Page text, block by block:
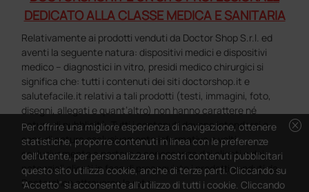
DEDICATO ALLA CLASSE MEDICA E SANITARIA
Relativamente ai prodotti venduti da Doctor Shop S.r.l. ed
aventi la seguente natura: dispositivi medici e dispositivi
medico – diagnostici in vitro, presidi medico chirurgici si
significa che: tutti i contenuti dei siti doctorshop.it e
salutefacile.it relativi a tali prodotti (testi, immagini, foto,
disegni, allegati e quant’altro) non hanno carattere né
natura di pubblicità. Tutti i contenuti devono intendersi e
sono di natura esclusivamente informativa e volti
esclusivamente a portare a conoscenza dei clienti e dei
potenziali clienti in fase di preacquisto i prodotti venduti da
Doctorshop attraverso la rete.
cancel
Per offrire una migliore esperienza di navigazione, ottenere
statistiche, proporre contenuti in linea con le preferenze
dell'utente, per personalizzare i nostri contenuti pubblicitari
questo sito utilizza cookie, anche di terze parti. Cliccando su
“Accetto” si acconsente all'utilizzo di tutti i cookie. Cliccando